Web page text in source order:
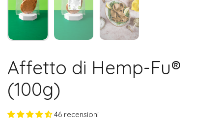
Affetto di Hemp-Fu®
(100g)
46 recensioni